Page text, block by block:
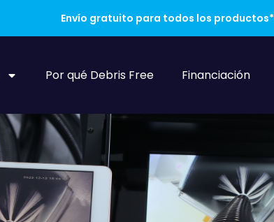
Envío gratuito para todos los
Por qué Debris Free Financiación